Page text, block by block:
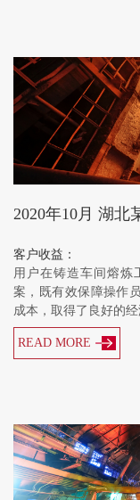
2020年10月 湖北
客户收益：
用户在铸造车间熔炼
案，既有效保障操作
成本，取得了良好的经
READ MORE